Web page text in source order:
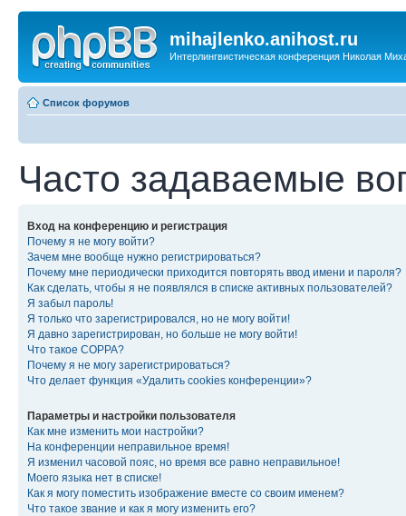
mihajlenko.anihost.ru
Интерлингвистическая конференция Николая
Список форумов
Часто задаваемые
Вход на конференцию и регистрация
Почему я не могу войти?
Зачем мне вообще нужно регистрироваться?
Почему мне периодически приходится повторять ввод имени и пароля?
Как сделать, чтобы я не появлялся в списке активных пользователей?
Я забыл пароль!
Я только что зарегистрировался, но не могу войти!
Я давно зарегистрирован, но больше не могу войти!
Что такое COPPA?
Почему я не могу зарегистрироваться?
Что делает функция «Удалить cookies конференции»?
Параметры и настройки пользователя
Как мне изменить мои настройки?
На конференции неправильное время!
Я изменил часовой пояс, но время все равно неправильное!
Моего языка нет в списке!
Как я могу поместить изображение вместе со своим именем?
Что такое звание и как я могу изменить его?